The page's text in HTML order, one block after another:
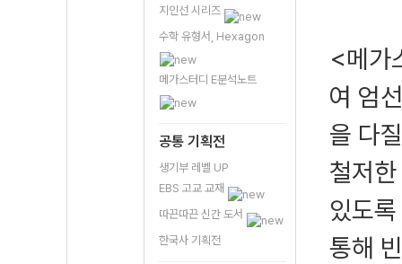
지인선 시리즈
수학 유형서, Hexagon
메가스터디 E분석노트
공통 기획전
생기부 레벨 UP
EBS 고교 교재
따끈따끈 신간 도서
한국사 기획전
<메가
여 엄
을 다
철저
있도
통해